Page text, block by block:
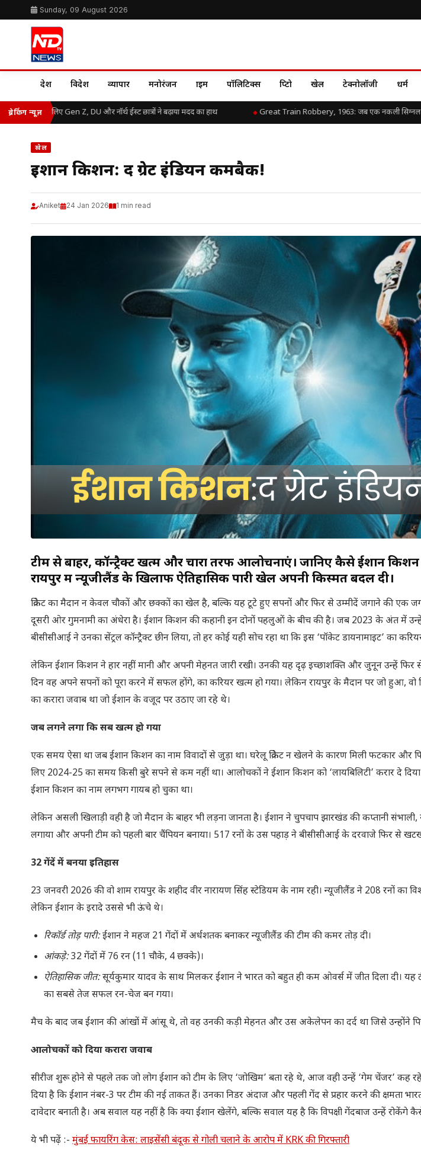
Sunday, 09 August 2026
देश विदेश व्यापार मनोरंजन क्राइम पॉलिटिक्स क्रिप्टो खेल टेक्नोलॉजी धर्म
ब्रेकिंग न्यूज़
राहत के लिए Gen Z, DU और नॉर्थ ईस्ट छात्रों ने बढ़ाया मदद का हाथ Great Train Robbery, 1963: जब एक नकली सिग्नल
खेल
ईशान किशन: द ग्रेट इंडियन कमबैक!
Aniket 24 Jan 2026 1 min read
टीम से बाहर, कॉन्ट्रैक्ट खत्म और चारों तरफ आलोचनाएं। जानिए कैसे ईशान
रायपुर में न्यूजीलैंड के खिलाफ ऐतिहासिक पारी खेल अपनी किस्मत बदल दी।
क्रिकेट का मैदान न केवल चौकों और छक्कों का खेल है, बल्कि यह टूटे हुए सपनों और फिर से उम्मीदें जगाने की एक
दूसरी ओर गुमनामी का अंधेरा है। ईशान किशन की कहानी इन दोनों पहलुओं के बीच की है। जब 2023 के अंत में
बीसीसीआई ने उनका सेंट्रल कॉन्ट्रैक्ट छीन लिया, तो हर कोई यही सोच रहा था कि इस ‘पॉकेट डायनामाइट’ का
लेकिन ईशान किशन ने हार नहीं मानी और अपनी मेहनत जारी रखी। उनकी यह दृढ़ इच्छाशक्ति और जुनून उन्हें
दिन वह अपने सपनों को पूरा करने में सफल होंगे, का करियर खत्म हो गया। लेकिन रायपुर के मैदान पर जो हुआ, वो
का करारा जवाब था जो ईशान के वजूद पर उठाए जा रहे थे।
जब लगने लगा कि सब खत्म हो गया
एक समय ऐसा था जब ईशान किशन का नाम विवादों से जुड़ा था। घरेलू क्रिकेट न खेलने के कारण मिली फटकार और
लिए 2024-25 का समय किसी बुरे सपने से कम नहीं था। आलोचकों ने ईशान किशन को ‘लायबिलिटी’ करार दे
ईशान किशन का नाम लगभग गायब हो चुका था।
लेकिन असली खिलाड़ी वही है जो मैदान के बाहर भी लड़ना जानता है। ईशान ने चुपचाप झारखंड की कप्तानी
लगाया और अपनी टीम को पहली बार चैंपियन बनाया। 517 रनों के उस पहाड़ ने बीसीसीआई के दरवाजे फिर से
32 गेंदें में बनया इतिहास
23 जनवरी 2026 की वो शाम रायपुर के शहीद वीर नारायण सिंह स्टेडियम के नाम रही। न्यूजीलैंड ने 208 रनों का
लेकिन ईशान के इरादे उससे भी ऊंचे थे।
रिकॉर्ड तोड़ पारी:ईशान ने महज 21 गेंदों में अर्धशतक बनाकर न्यूजीलैंड की टीम की कमर तोड़ दी।
आंकड़े:32 गेंदों में 76 रन (11 चौके, 4 छक्के)।
ऐतिहासिक जीत:सूर्यकुमार यादव के साथ मिलकर ईशान ने भारत को बहुत ही कम ओवर्स में जीत दिला दी। यह
का सबसे तेज सफल रन-चेज बन गया।
मैच के बाद जब ईशान की आंखों में आंसू थे, तो वह उनकी कड़ी मेहनत और उस अकेलेपन का दर्द था जिसे उन्होंने
आलोचकों को दिया करारा जवाब
सीरीज शुरू होने से पहले तक जो लोग ईशान को टीम के लिए ‘जोखिम’ बता रहे थे, आज वही उन्हें ‘गेम चेंजर’ कह
दिया है कि ईशान नंबर-3 पर टीम की नई ताकत हैं। उनका निडर अंदाज और पहली गेंद से प्रहार करने की क्षमता
दावेदार बनाती है। अब सवाल यह नहीं है कि क्या ईशान खेलेंगे, बल्कि सवाल यह है कि विपक्षी गेंदबाज उन्हें रोकेंगे
ये भी पढ़ें :- मुंबई फायरिंग केस: लाइसेंसी बंदूक से गोली चलाने के आरोप में KRK की गिरफ्तारी